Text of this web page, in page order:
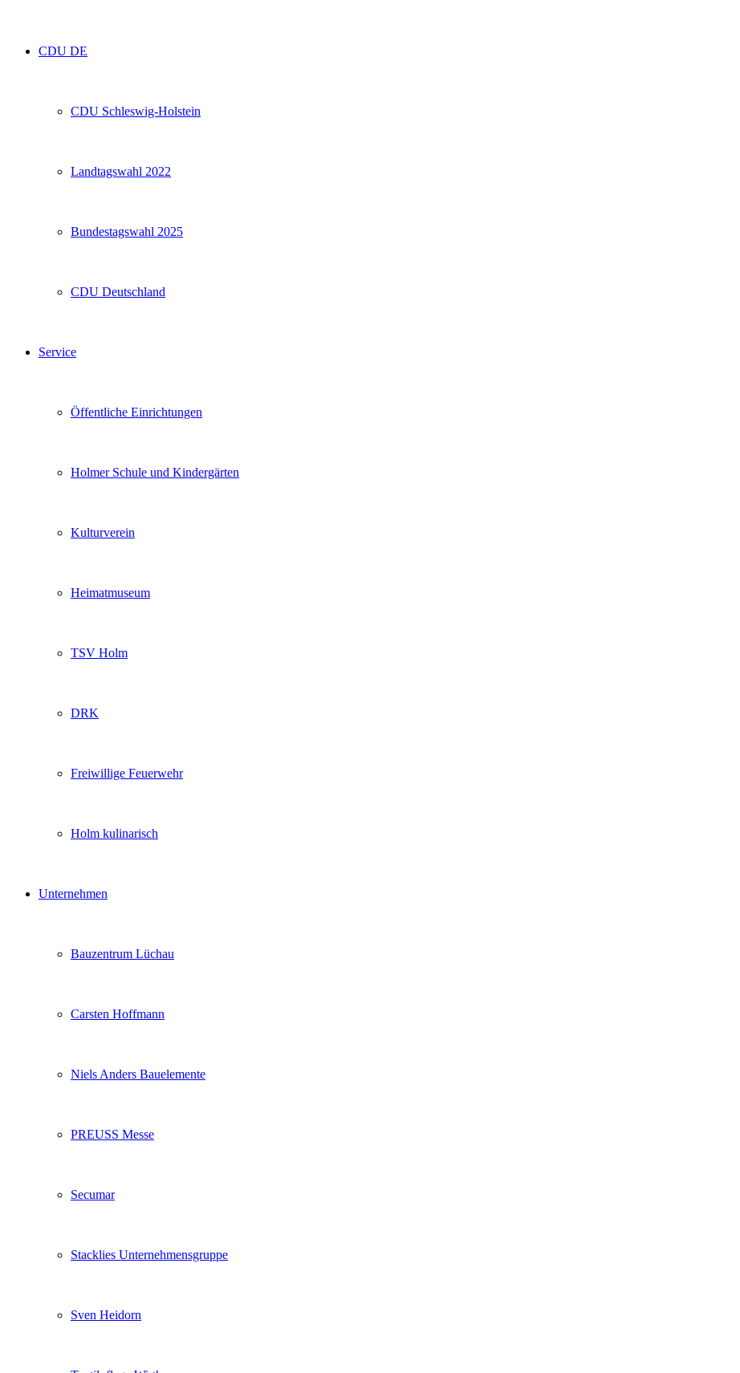
CDU DE
CDU Schleswig-Holstein
Landtagswahl 2022
Bundestagswahl 2025
CDU Deutschland
Service
Öffentliche Einrichtungen
Holmer Schule und Kindergärten
Kulturverein
Heimatmuseum
TSV Holm
DRK
Freiwillige Feuerwehr
Holm kulinarisch
Unternehmen
Bauzentrum Lüchau
Carsten Hoffmann
Niels Anders Bauelemente
PREUSS Messe
Secumar
Stacklies Unternehmensgruppe
Sven Heidorn